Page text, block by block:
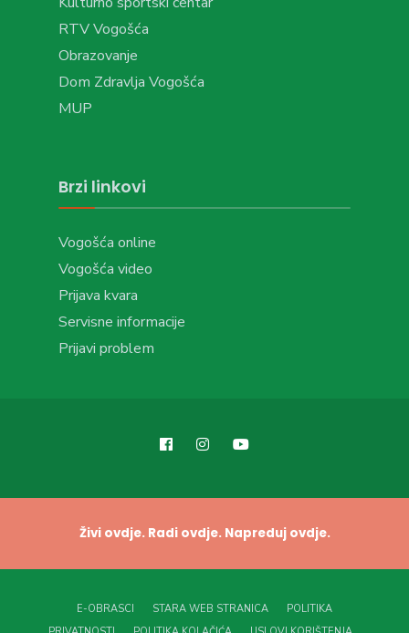
RTV Vogošća
Obrazovanje
Dom Zdravlja Vogošća
MUP
Brzi linkovi
Vogošća online
Vogošća video
Prijava kvara
Servisne informacije
Prijavi problem
Živi ovdje. Radi ovdje. Napreduj ovdje.
E-OBRASCI STARA WEB STRANICA
POLITIKA